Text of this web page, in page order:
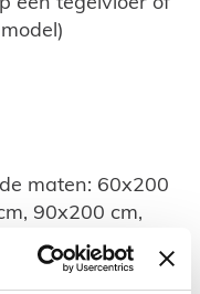
maten: 60x200
90x200 cm,
en 120x200 cm
beschikbaar in de